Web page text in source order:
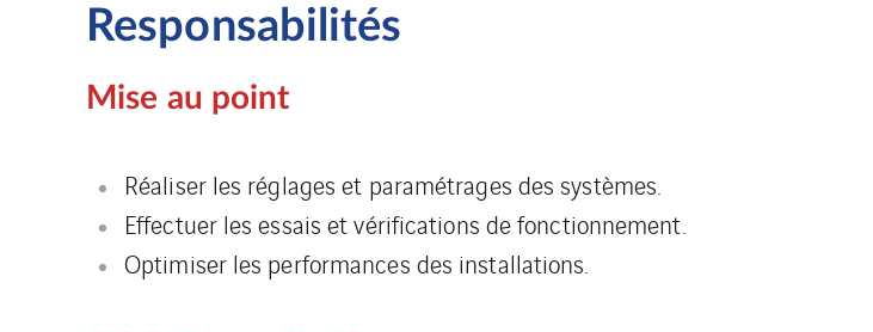
Responsabilités
Mise au point
Réaliser les réglages et paramétrages des systèmes.
Effectuer les essais et vérifications de fonctionnement.
Optimiser les performances des installations.